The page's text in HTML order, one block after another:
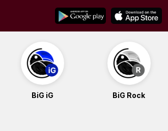
BiG iG BiG Rock